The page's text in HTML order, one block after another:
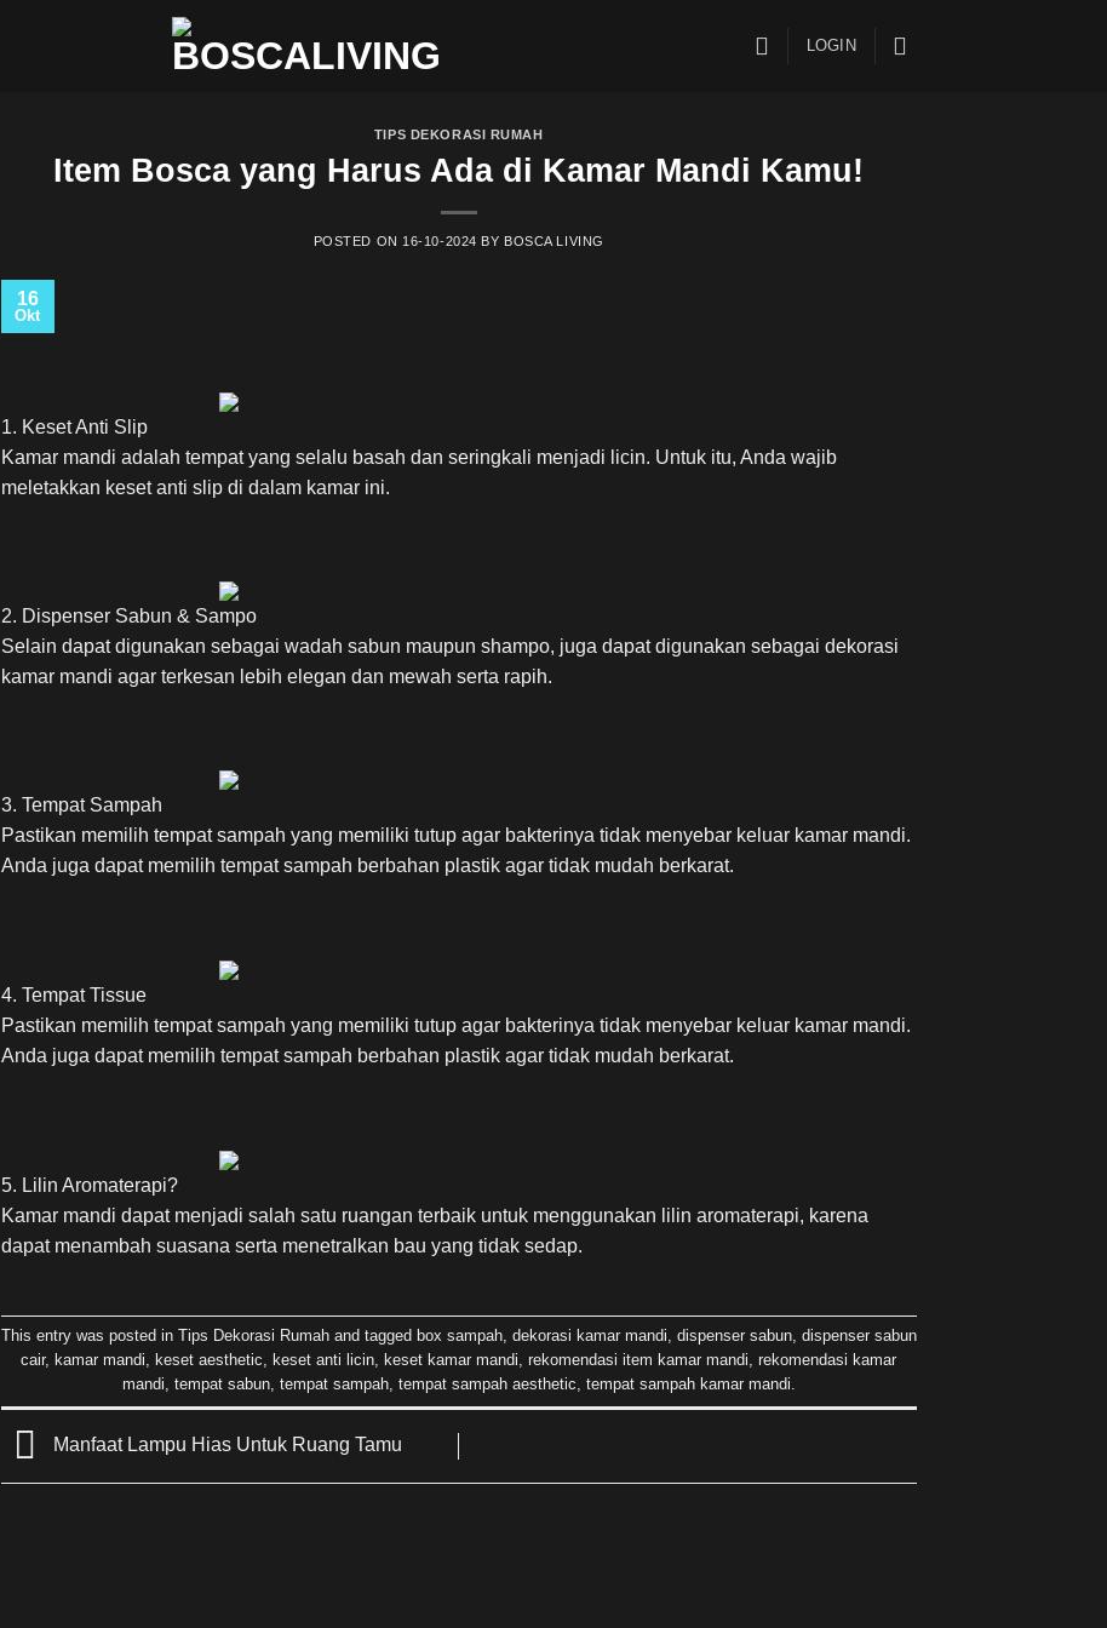
LOGIN
TIPS DEKORASI RUMAH
Item Bosca yang Harus Ada di Kamar Mandi Kamu!
POSTED ON 16-10-2024 BY BOSCA LIVING
16
Okt
1. Keset Anti Slip
Kamar mandi adalah tempat yang selalu basah dan seringkali menjadi licin. Untuk itu, Anda wajib
meletakkan keset anti slip di dalam kamar ini.
2. Dispenser Sabun & Sampo
Selain dapat digunakan sebagai wadah sabun maupun shampo, juga dapat digunakan sebagai dekorasi
kamar mandi agar terkesan lebih elegan dan mewah serta rapih.
3. Tempat Sampah
Pastikan memilih tempat sampah yang memiliki tutup agar bakterinya tidak menyebar keluar kamar mandi.
Anda juga dapat memilih tempat sampah berbahan plastik agar tidak mudah berkarat.
4. Tempat Tissue
Pastikan memilih tempat sampah yang memiliki tutup agar bakterinya tidak menyebar keluar kamar mandi.
Anda juga dapat memilih tempat sampah berbahan plastik agar tidak mudah berkarat.
5. Lilin Aromaterapi?
Kamar mandi dapat menjadi salah satu ruangan terbaik untuk menggunakan lilin aromaterapi, karena
dapat menambah suasana serta menetralkan bau yang tidak sedap.
This entry was posted in Tips Dekorasi Rumahand tagged box sampah, dekorasi kamar mandi, dispenser sabun, dispenser sabun
cair, kamar mandi, keset aesthetic, keset anti licin, keset kamar mandi,rekomendasi item kamar mandi,rekomendasi kamar
mandi, tempat sabun, tempat sampah, tempat sampah aesthetic, tempat sampah kamar mandi.
Manfaat Lampu Hias Untuk Ruang Tamu